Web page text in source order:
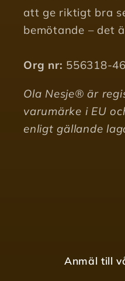
att ge riktigt bra
bemötande – det
Org nr: 556318-
Ola Nesje® är
varumärke i EU
enligt gällande
Anmäl till